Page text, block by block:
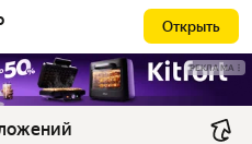
Открыть
РЕКЛАМА